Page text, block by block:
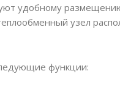
удобному
узел
функции: